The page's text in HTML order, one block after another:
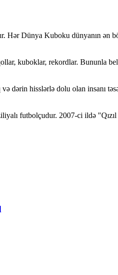
Hər Dünya Kuboku dünyanın ən
kuboklar, rekordlar. Bununla
dərin hisslərlə dolu olan insanı
futbolçudur. 2007-ci ildə